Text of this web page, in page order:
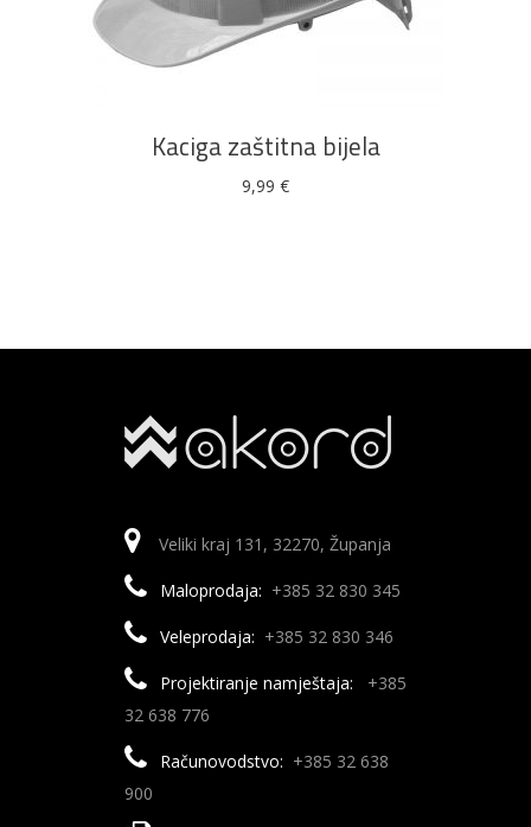
DODAJ U KOŠARICU
Kaciga zaštitna bijela
9,99 €
Veliki kraj 131, 32270, Županja
Maloprodaja: +385 32 830 345
Veleprodaja: +385 32 830 346
Projektiranje namještaja:
+385
32 638 776
Računovodstvo: +385 32 638
900